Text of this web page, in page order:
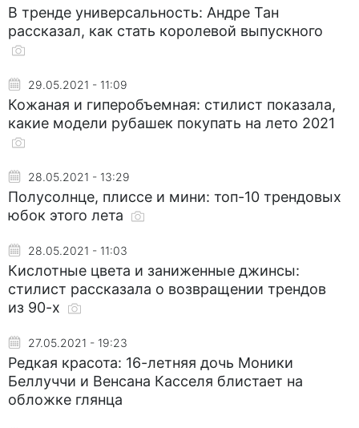
В тренде универсальность: Андре Тан
рассказал, как стать королевой выпускного
29.05.2021 - 11:09
Кожаная и гиперобъемная: стилист показала,
какие модели рубашек покупать на лето 2021
28.05.2021 - 13:29
Полусолнце, плиссе и мини: топ-10 трендовых
юбок этого лета
28.05.2021 - 11:03
Кислотные цвета и заниженные джинсы:
стилист рассказала о возвращении трендов
из 90-х
27.05.2021 - 19:23
Редкая красота: 16-летняя дочь Моники
Беллуччи и Венсана Касселя блистает на
обложке глянца